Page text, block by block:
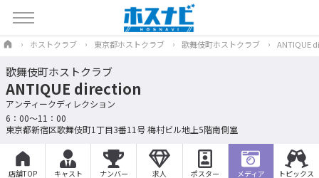
ホストクラブ 東京都ホストクラブ 歌舞伎町ホストクラブ ANTIQUE
歌舞伎町ホストクラブ
ANTIQUE direction
アンティークディレクション
6：00～11：00
東京都新宿区歌舞伎町1丁目3番11号 梅村ビル地上5階南側室
店舗TOP キャスト ナンバー 求人 ポスター メディア トピックス